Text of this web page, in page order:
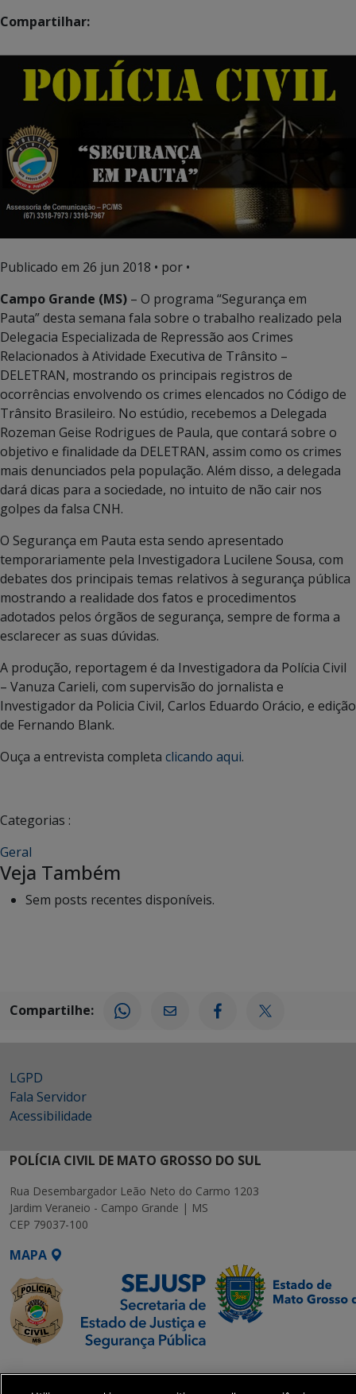
Compartilhar:
Publicado em 26 jun 2018 • por •
Campo Grande (MS) – O programa “Segurança em
Pauta” desta semana fala sobre o trabalho realizado pela
Delegacia Especializada de Repressão aos Crimes
Relacionados à Atividade Executiva de Trânsito –
DELETRAN, mostrando os principais registros de
ocorrências envolvendo os crimes elencados no Código de
Trânsito Brasileiro. No estúdio, recebemos a Delegada
Rozeman Geise Rodrigues de Paula, que contará sobre o
objetivo e finalidade da DELETRAN, assim como os crimes
mais denunciados pela população. Além disso, a delegada
dará dicas para a sociedade, no intuito de não cair nos
golpes da falsa CNH.
O Segurança em Pauta esta sendo apresentado
temporariamente pela Investigadora Lucilene Sousa, com
debates dos principais temas relativos à segurança pública
mostrando a realidade dos fatos e procedimentos
adotados pelos órgãos de segurança, sempre de forma a
esclarecer as suas dúvidas.
A produção, reportagem é da Investigadora da Polícia Civil
– Vanuza Carieli, com supervisão do jornalista e
Investigador da Policia Civil, Carlos Eduardo Orácio, e edição
de Fernando Blank.
Ouça a entrevista completa clicando aqui.
Categorias :
Geral
Veja Também
Sem posts recentes disponíveis.
Compartilhe:
LGPD
Fala Servidor
Acessibilidade
POLÍCIA CIVIL DE MATO GROSSO DO SUL
Rua Desembargador Leão Neto do Carmo 1203
Jardim Veraneio - Campo Grande | MS
CEP 79037-100
MAPA